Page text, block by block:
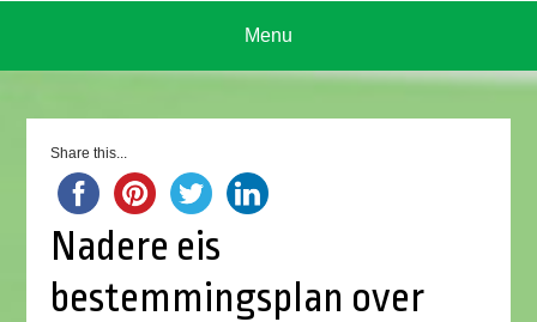
Menu
Share this...
Nadere eis
bestemmingsplan over